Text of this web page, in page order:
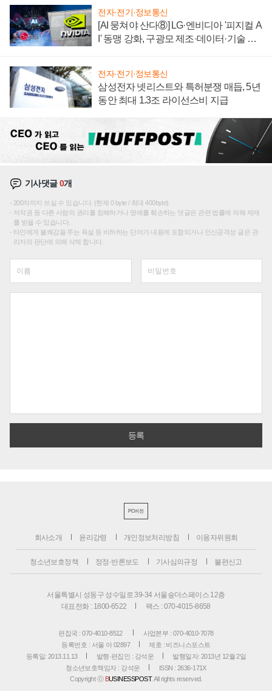
전자·전기·정보통신
[AI 뭉쳐야 산다⑧] LG·엔비디아 '피지컬 A
I' 동맹 강화, 구광모 제조·데이터·기술 결
전자·전기·정보통신
삼성전자 넷리스트와 특허분쟁 매듭, 5년
동안 최대 1.3조 라이선스비 지급
기사댓글0개
200자까지 쓰실 수 있습니다. (현재 0 byte / 최대 400byte)
저작권 등 다른 사람의 권리를 침해하거나 명예를 훼손하는 댓글은 관련 법률에 의해 제재
를 받을 수 있습니다.
타인에게 불쾌감을 주는 욕설 등 비하하는 단어가 내용에 포함되거나 인신공격성 글은 관
리자의 판단에 의해 삭제 합니다.
PC버전
회사소개 윤리강령 개인정보처리방침 이용자위원회
청소년보호정책 정정·반론보도 기사심의규정 불편신고
서울특별시 성동구 성수일로 39-34 서울숲더스페이스 12층
대표전화 : 1800-6522
팩스 : 070-4015-8658
편집국 : 070-4010-8512
사업본부 : 070-4010-7078
등록번호 : 서울 아 02897
제호 : 비즈니스포스트
등록일: 2013.11.13
발행·편집인 : 강석운
발행일자: 2013년 12월 2일
청소년보호책임자 : 강석운
ISSN : 2636-171X
Copyright ⓒ BUSINESSPOST. All rights reserved.